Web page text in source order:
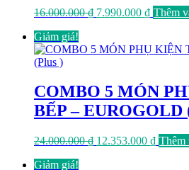
16.000.000₫ Giá
16.000.000 ₫.
7.990.000 ₫Giá
là:
Thêm
Giảm giá!
COMBO 5 MÓN
BẾP – EUROGOLD
24.000.000₫ Giá
12.353.000 ₫Giá
Thêm
Giảm giá!